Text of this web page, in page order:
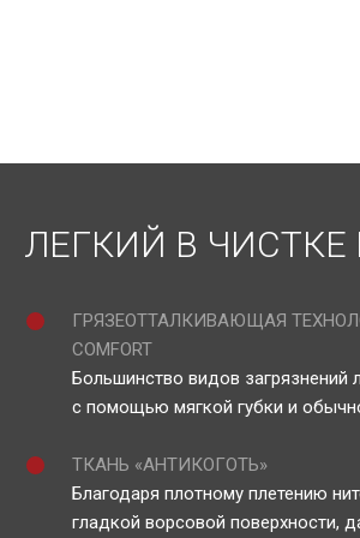
ЛЕГКИЙ В
ГРЯЗЕОТТАЛКИВАЮЩАЯ
COMFORT
Большинство видов загрязнений
с помощью мягкой губки и
ТКАНЬ «АНТИКОГОТЬ»
Благодаря плотному плетению
гладкой ворсовой поверхности,